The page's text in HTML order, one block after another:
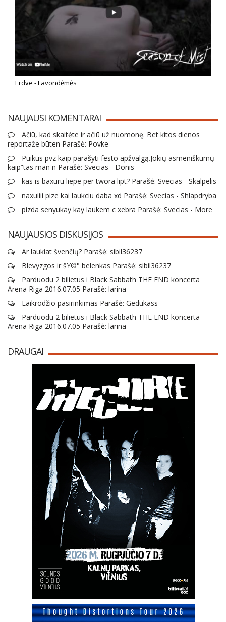
Erdve - Lavondėmės
NAUJAUSI KOMENTARAI
Ačiū, kad skaitėte ir ačiū už nuomonę. Bet kitos dienos
reportaže būten Parašė: Povke
Puikus pvz kaip parašyti festo apžvalgą.Jokių asmeniškumų
kaip”tas man n Parašė: Svecias - Donis
kas is baxuru liepe per twora lipt? Parašė: Svecias - Skalpelis
naxuiiii pize kai laukciu daba xd Parašė: Svecias - Shlapdryba
pizda senyukay kay laukem c xebra Parašė: Svecias - More
NAUJAUSIOS DISKUSIJOS
Ar laukiat švenčių? Parašė: sibil36237
Blevyzgos ir š¥©° belenkas Parašė: sibil36237
Parduodu 2 bilietus i Black Sabbath THE END koncerta
Arena Riga 2016.07.05 Parašė: larina
Laikrodžio pasirinkimas Parašė: Gedukass
Parduodu 2 bilietus i Black Sabbath THE END koncerta
Arena Riga 2016.07.05 Parašė: larina
DRAUGAI